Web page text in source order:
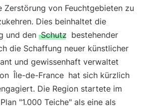
Zerstörung von Feuchtgebieten zu
Dies beinhaltet die
und den Schutz bestehender
die Schaffung neuer künstlicher
und gewissenhaft verwaltet
Île-de-France hat sich kürzlich
Die Region startete im
"1.000 Teiche" als eine als